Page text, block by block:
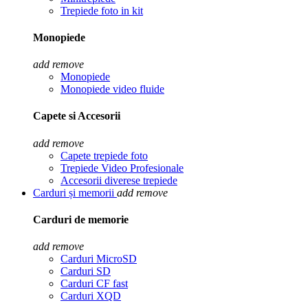
Trepiede foto in kit
Monopiede
add remove
Monopiede
Monopiede video fluide
Capete si Accesorii
add remove
Capete trepiede foto
Trepiede Video Profesionale
Accesorii diverese trepiede
Carduri și memorii add remove
Carduri de memorie
add remove
Carduri MicroSD
Carduri SD
Carduri CF fast
Carduri XQD